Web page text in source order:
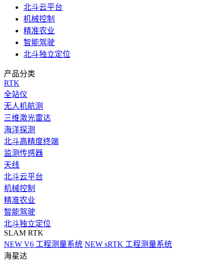
北斗云平台
机械控制
精准农业
智能驾驶
北斗独立定位
产品分类
RTK
全站仪
无人机航测
三维激光雷达
海洋探测
北斗高精度终端
监测传感器
天线
北斗云平台
机械控制
精准农业
智能驾驶
北斗独立定位
SLAM RTK
NEW V6 工程测量系统 NEW sRTK 工程测量系统
海星达